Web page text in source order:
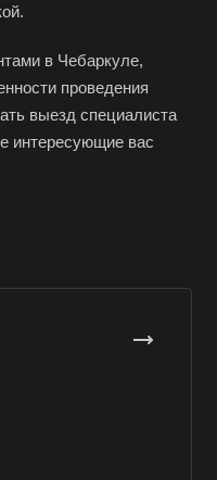
в Чебаркуле,
проведения
выезд специалиста
интересующие вас